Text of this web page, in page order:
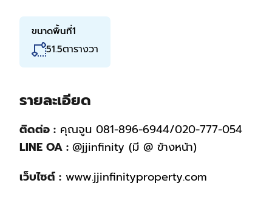
ขนาดพื้นที่1
51.5ตารางวา
รายละเอียด
ติดต่อ : คุณจูน 081-896-6944/020-777-054
LINE OA : @jjinfinity (มี @ ข้างหน้า)
เว็บไซต์ : www.jjinfinityproperty.com